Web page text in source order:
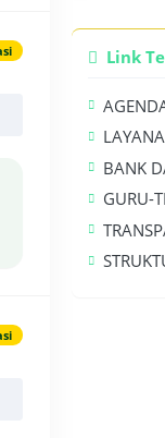
Link
BANK
GURU-